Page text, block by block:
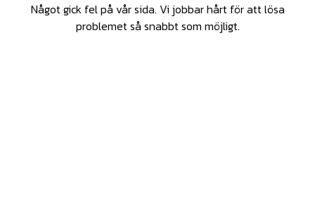
Något gick fel på vår sida. Vi jobbar hårt för att lösa
problemet så snabbt som möjligt.